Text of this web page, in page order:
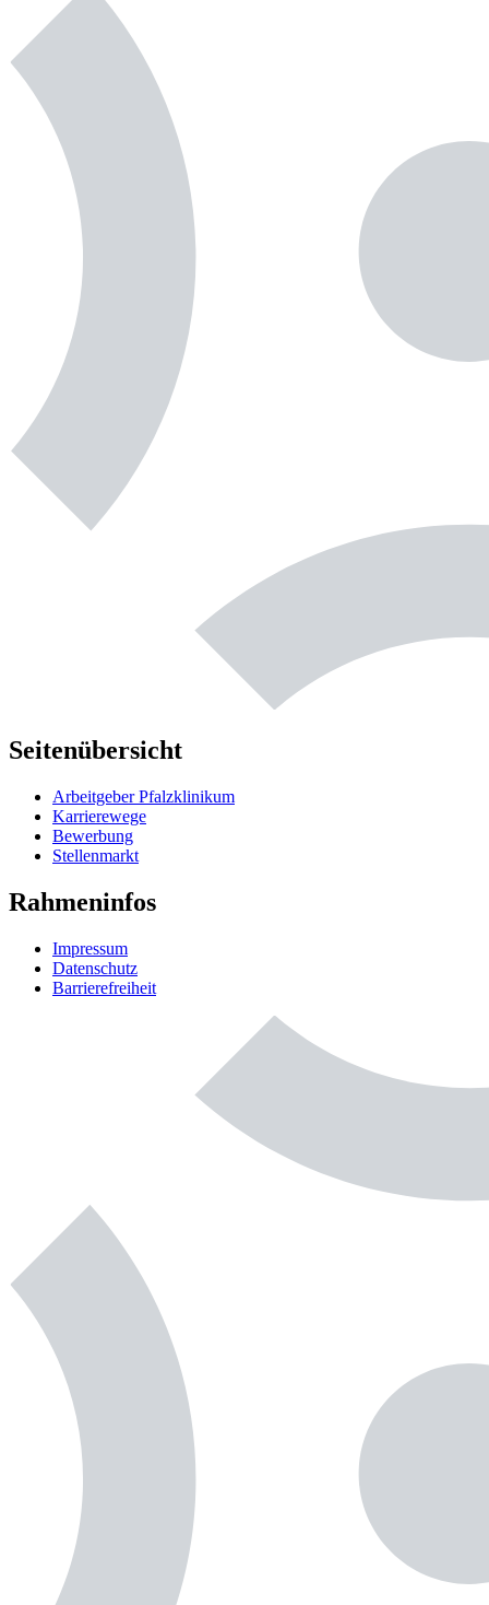
Seitenübersicht
Arbeitgeber Pfalzklinikum
Karrierewege
Bewerbung
Stellenmarkt
Rahmeninfos
Impressum
Datenschutz
Barrierefreiheit